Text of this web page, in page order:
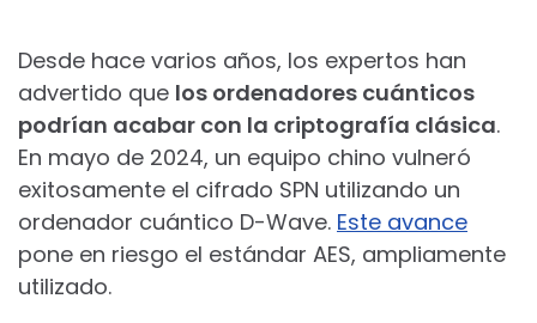
Desde hace varios años, los expertos han
advertido que los ordenadores cuánticos
podrían acabar con la criptografía clásica.
En mayo de 2024, un equipo chino vulneró
exitosamente el cifrado SPN utilizando un
ordenador cuántico D-Wave. Este avance
pone en riesgo el estándar AES, ampliamente
utilizado.